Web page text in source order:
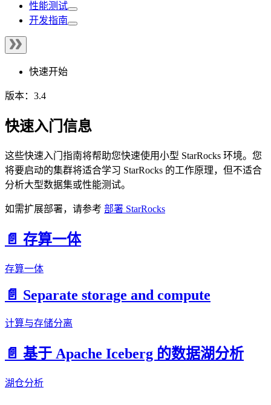
性能测试
开发指南
快速开始
版本：3.4
快速入门信息
这些快速入门指南将帮助您快速使用小型 StarRocks 环境。您
将要启动的集群将适合学习 StarRocks 的工作原理，但不适合
分析大型数据集或性能测试。
如需扩展部署，请参考 部署 StarRocks
📄️ 存算一体
存算一体
📄️ Separate storage and compute
计算与存储分离
📄️ 基于 Apache Iceberg 的数据湖分析
湖仓分析